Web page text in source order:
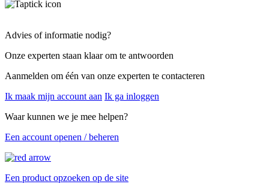
Advies of informatie nodig?
Onze experten staan klaar om te antwoorden
Aanmelden om één van onze experten te contacteren
Ik maak mijn account aan Ik ga inloggen
Waar kunnen we je mee helpen?
Een account openen / beheren
Een product opzoeken op de site